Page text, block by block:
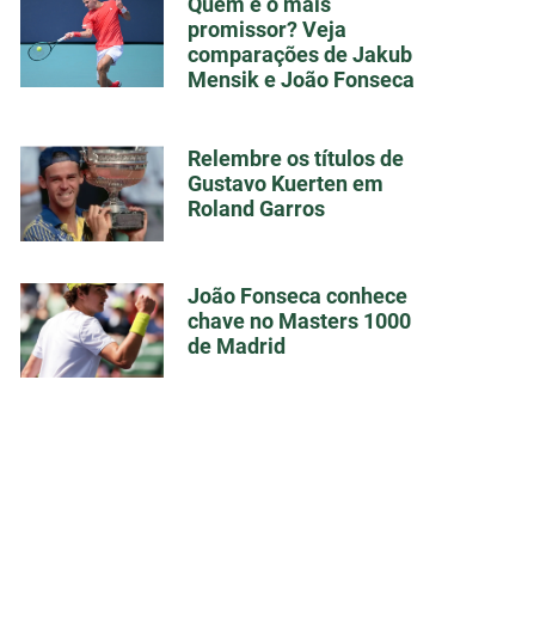
promissor? Veja
comparações de Jakub
Mensik e João Fonseca
Relembre os títulos de
Gustavo Kuerten em
Roland Garros
João Fonseca conhece
chave no Masters 1000
de Madrid